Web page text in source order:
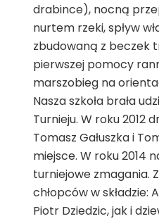
drabince), nocną
nurtem rzeki, spływ
zbudowaną z beczek
pierwszej pomocy
marszobieg na
Nasza szkoła brała
Turnieju. W roku 2012
Tomasz Gałuszka i
miejsce. W roku 2014
turniejowe zmagania.
chłopców w składzie:
Piotr Dziedzic, jak i